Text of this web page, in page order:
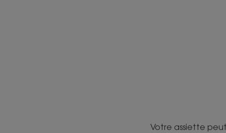
Votre assiette